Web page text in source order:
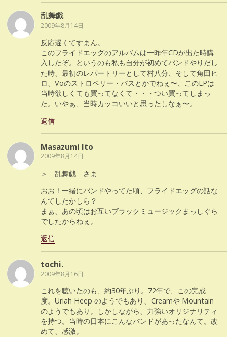
乱舞戯
2009年8月14日
反応遅くてすまん。
このフライドエッグのアルバムは一昨年CDが出た時購
入したぞ。というのも私も自分が初めてバンドやりだし
た時、最初のレパートリーとして村八分、そして角田ヒ
ロ、Voのストロベリー・パスとかでねぇ〜、このLPは
当時欲しくても買ってなくて・・・つい買ってしまっ
た。いやぁ、当時カッコいいと思ったしなぁ〜。
返信
Masazumi Ito
2009年8月14日
＞ 乱舞戯 さま
おお！一緒にバンドやってた頃、フライドエッグの話な
んてしたかしら？
まぁ、あの頃はお互いブラックミュージックまっしぐら
でしたからねぇ。
返信
tochi.
2009年8月16日
これを聴いたのも、約30年ぶり。72年で、この完成
度。Uriah Heep のようでもあり、Creamや Mountain
のようでもあり。しかしながら、力強いオリジナリティ
を持つ。当時の日本にこんなバンドがあったなんて。改
めて、感激。